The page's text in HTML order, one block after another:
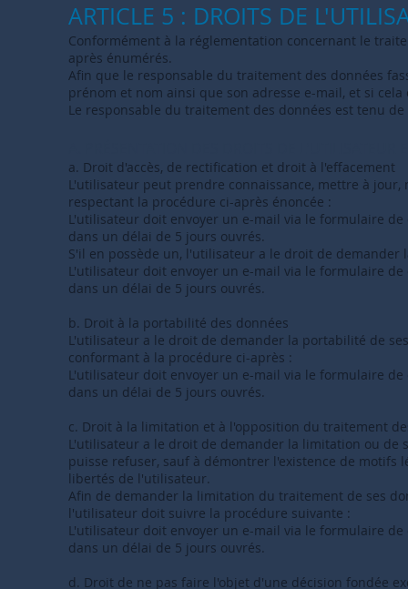
ARTICLE 5 : DROITS DE
Conformément à la réglementation concernant le
après énumérés.
Afin que le responsable du traitement des données
prénom et nom ainsi que son adresse e-mail, et si
Le responsable du traitement des données est tenu
a. Droit d'accès, de rectification et droit à l'effacement
L'utilisateur peut prendre connaissance, mettre à
respectant la procédure ci-après énoncée :
L'utilisateur doit envoyer un e-mail via le formulaire
dans un délai de 5 jours ouvrés.
S'il en possède un, l'utilisateur a le droit de
L'utilisateur doit envoyer un e-mail via le formulaire
dans un délai de 5 jours ouvrés.
b. Droit à la portabilité des données
L'utilisateur a le droit de demander la portabilité de
conformant à la procédure ci-après :
L'utilisateur doit envoyer un e-mail via le formulaire
dans un délai de 5 jours ouvrés.
c. Droit à la limitation et à l'opposition du traitement
L'utilisateur a le droit de demander la limitation ou de
puisse refuser, sauf à démontrer l'existence de
libertés de l'utilisateur.
Afin de demander la limitation du traitement de ses
l'utilisateur doit suivre la procédure suivante :
L'utilisateur doit envoyer un e-mail via le formulaire
dans un délai de 5 jours ouvrés.
d. Droit de ne pas faire l'objet d'une décision fondée